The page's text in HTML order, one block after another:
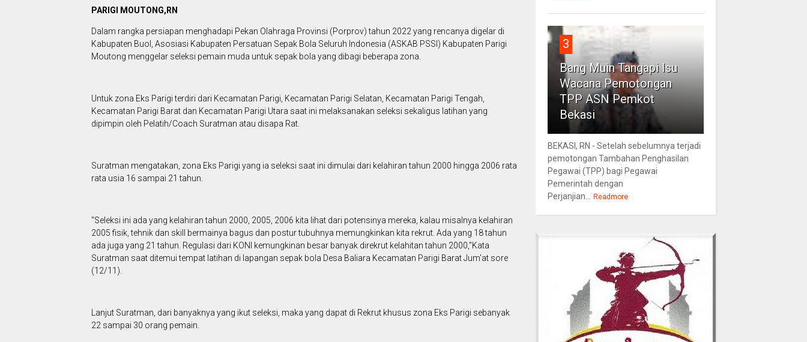
PARIGI MOUTONG,RN
Dalam rangka persiapan menghadapi Pekan Olahraga Provinsi (Porprov) tahun 2022 yang rencanya digelar di
Kabupaten Buol, Asosiasi Kabupaten Persatuan Sepak Bola Seluruh Indonesia (ASKAB PSSI) Kabupaten Parigi
Moutong menggelar seleksi pemain muda untuk sepak bola yang dibagi beberapa zona.
Untuk zona Eks Parigi terdiri dari Kecamatan Parigi, Kecamatan Parigi Selatan, Kecamatan Parigi Tengah,
Kecamatan Parigi Barat dan Kecamatan Parigi Utara saat ini melaksanakan seleksi sekaligus latihan yang
dipimpin oleh Pelatih/Coach Suratman atau disapa Rat.
Suratman mengatakan, zona Eks Parigi yang ia seleksi saat ini dimulai dari kelahiran tahun 2000 hingga 2006 rata
rata usia 16 sampai 21 tahun.
"Seleksi ini ada yang kelahiran tahun 2000, 2005, 2006 kita lihat dari potensinya mereka, kalau misalnya kelahiran
2005 fisik, tehnik dan skill bermainya bagus dan postur tubuhnya memungkinkan kita rekrut. Ada yang 18 tahun
ada juga yang 21 tahun. Regulasi dari KONI kemungkinan besar banyak direkrut kelahitan tahun 2000,"Kata
Suratman saat ditemui tempat latihan di lapangan sepak bola Desa Baliara Kecamatan Parigi Barat Jum'at sore
(12/11).
Lanjut Suratman, dari banyaknya yang ikut seleksi, maka yang dapat di Rekrut khusus zona Eks Parigi sebanyak
22 sampai 30 orang pemain.
3
Bang Muin Tangapi Isu
Wacana Pemotongan
TPP ASN Pemkot
Bekasi
BEKASI, RN - Setelah sebelumnya terjadi
pemotongan Tambahan Penghasilan
Pegawai (TPP) bagi Pegawai
Pemerintah dengan
Perjanjian...
Readmore